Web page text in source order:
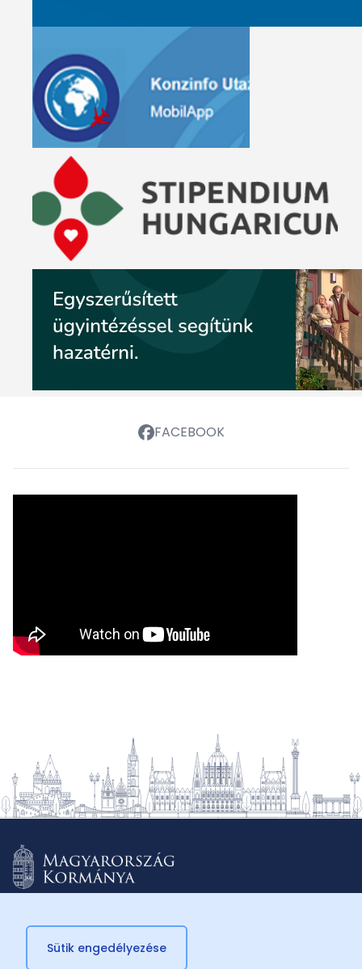
FACEBOOK
© 2026 Külügyminisztérium
Sütik engedélyezése